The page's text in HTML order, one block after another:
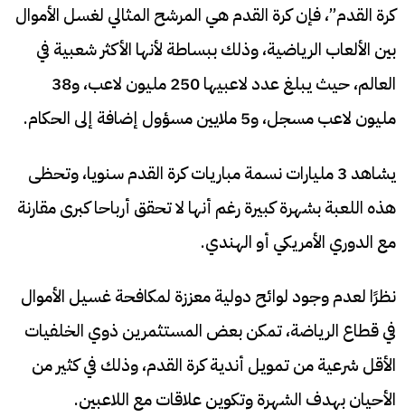
كرة القدم”، فإن كرة القدم هي المرشح المثالي لغسل الأموال
بين الألعاب الرياضية، وذلك ببساطة لأنها الأكثر شعبية في
العالم، حيث يبلغ عدد لاعبيها 250 مليون لاعب، و38
مليون لاعب مسجل، و5 ملايين مسؤول إضافة إلى الحكام.
يشاهد 3 مليارات نسمة مباريات كرة القدم سنويا، وتحظى
هذه اللعبة بشهرة كبيرة رغم أنها لا تحقق أرباحا كبرى مقارنة
مع الدوري الأمريكي أو الهندي.
نظرًا لعدم وجود لوائح دولية معززة لمكافحة غسيل الأموال
في قطاع الرياضة، تمكن بعض المستثمرين ذوي الخلفيات
الأقل شرعية من تمويل أندية كرة القدم، وذلك في كثير من
الأحيان بهدف الشهرة وتكوين علاقات مع اللاعبين.